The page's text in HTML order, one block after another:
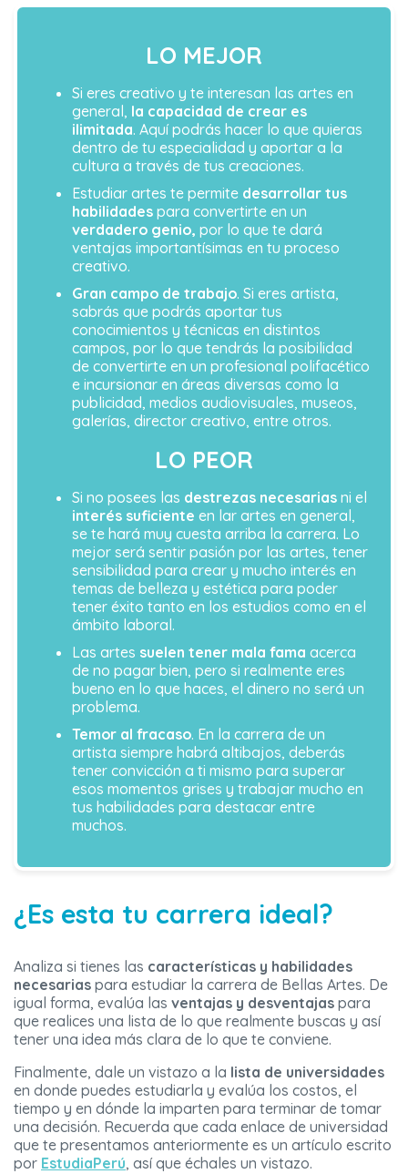
LO MEJOR
Si eres creativo y te interesan las artes en
general, la capacidad de crear es
ilimitada. Aquí podrás hacer lo que quieras
dentro de tu especialidad y aportar a la
cultura a través de tus creaciones.
Estudiar artes te permite desarrollar tus
habilidades para convertirte en un
verdadero genio, por lo que te dará
ventajas importantísimas en tu proceso
creativo.
Gran campo de trabajo. Si eres artista,
sabrás que podrás aportar tus
conocimientos y técnicas en distintos
campos, por lo que tendrás la posibilidad
de convertirte en un profesional polifacético
e incursionar en áreas diversas como la
publicidad, medios audiovisuales, museos,
galerías, director creativo, entre otros.
LO PEOR
Si no posees las destrezas necesarias ni el
interés suficiente en lar artes en general,
se te hará muy cuesta arriba la carrera. Lo
mejor será sentir pasión por las artes, tener
sensibilidad para crear y mucho interés en
temas de belleza y estética para poder
tener éxito tanto en los estudios como en el
ámbito laboral.
Las artes suelen tener mala fama acerca
de no pagar bien, pero si realmente eres
bueno en lo que haces, el dinero no será un
problema.
Temor al fracaso. En la carrera de un
artista siempre habrá altibajos, deberás
tener convicción a ti mismo para superar
esos momentos grises y trabajar mucho en
tus habilidades para destacar entre
muchos.
¿Es esta tu carrera ideal?
Analiza si tienes las características y habilidades
necesarias para estudiar la carrera de Bellas Artes. De
igual forma, evalúa las ventajas y desventajas para
que realices una lista de lo que realmente buscas y así
tener una idea más clara de lo que te conviene.
Finalmente, dale un vistazo a la lista de universidades
en donde puedes estudiarla y evalúa los costos, el
tiempo y en dónde la imparten para terminar de tomar
una decisión. Recuerda que cada enlace de universidad
que te presentamos anteriormente es un artículo escrito
por EstudiaPerú, así que échales un vistazo.